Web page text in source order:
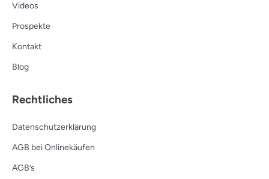
Videos
Prospekte
Kontakt
Blog
Rechtliches
Datenschutzerklärung
AGB bei Onlinekäufen
AGB’s